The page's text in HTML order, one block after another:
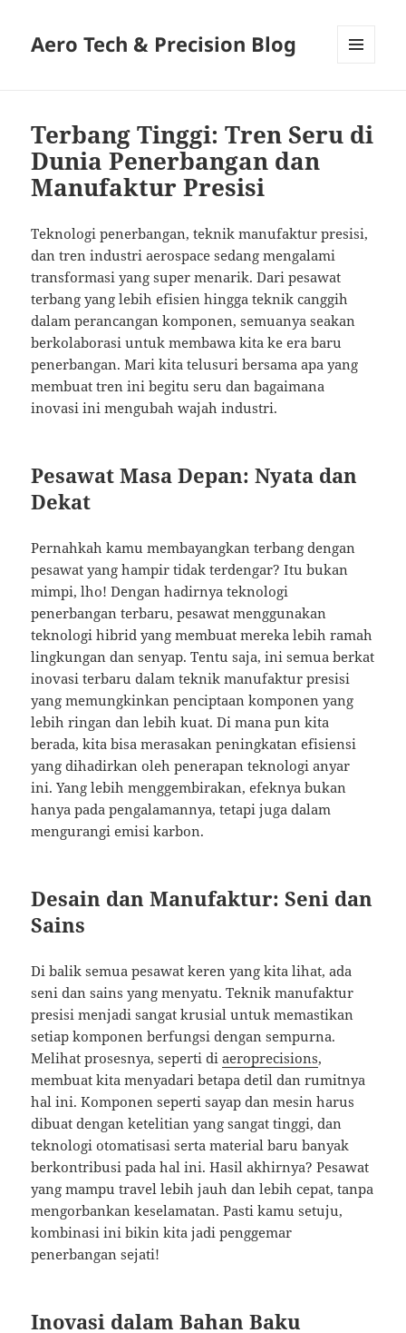
Aero Tech & Precision Blog
Terbang Tinggi: Tren Seru di
Dunia Penerbangan dan
Manufaktur Presisi
Teknologi penerbangan, teknik manufaktur presisi,
dan tren industri aerospace sedang mengalami
transformasi yang super menarik. Dari pesawat
terbang yang lebih efisien hingga teknik canggih
dalam perancangan komponen, semuanya seakan
berkolaborasi untuk membawa kita ke era baru
penerbangan. Mari kita telusuri bersama apa yang
membuat tren ini begitu seru dan bagaimana
inovasi ini mengubah wajah industri.
Pesawat Masa Depan: Nyata dan
Dekat
Pernahkah kamu membayangkan terbang dengan
pesawat yang hampir tidak terdengar? Itu bukan
mimpi, lho! Dengan hadirnya teknologi
penerbangan terbaru, pesawat menggunakan
teknologi hibrid yang membuat mereka lebih ramah
lingkungan dan senyap. Tentu saja, ini semua berkat
inovasi terbaru dalam teknik manufaktur presisi
yang memungkinkan penciptaan komponen yang
lebih ringan dan lebih kuat. Di mana pun kita
berada, kita bisa merasakan peningkatan efisiensi
yang dihadirkan oleh penerapan teknologi anyar
ini. Yang lebih menggembirakan, efeknya bukan
hanya pada pengalamannya, tetapi juga dalam
mengurangi emisi karbon.
Desain dan Manufaktur: Seni dan
Sains
Di balik semua pesawat keren yang kita lihat, ada
seni dan sains yang menyatu. Teknik manufaktur
presisi menjadi sangat krusial untuk memastikan
setiap komponen berfungsi dengan sempurna.
Melihat prosesnya, seperti diaeroprecisions,
membuat kita menyadari betapa detil dan rumitnya
hal ini. Komponen seperti sayap dan mesin harus
dibuat dengan ketelitian yang sangat tinggi, dan
teknologi otomatisasi serta material baru banyak
berkontribusi pada hal ini. Hasil akhirnya? Pesawat
yang mampu travel lebih jauh dan lebih cepat, tanpa
mengorbankan keselamatan. Pasti kamu setuju,
kombinasi ini bikin kita jadi penggemar
penerbangan sejati!
Inovasi dalam Bahan Baku